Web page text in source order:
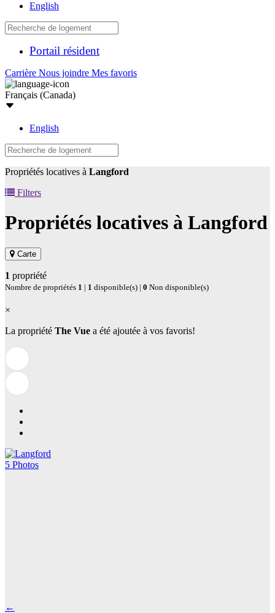
English
Portail résident
Carrière Nous joindre Mes favoris
Français (Canada)
English
Propriétés locatives à Langford
Filters
Propriétés locatives à Langford
Carte
1 propriété
Nombre de propriétés 1 | 1 disponible(s) | 0 Non disponible(s)
×
La propriété The Vue a été ajoutée à vos favoris!
5 Photos
←